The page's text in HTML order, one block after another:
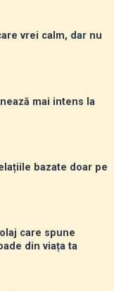
vrei calm, dar nu
mai intens la
bazate doar pe
care spune
din viața ta